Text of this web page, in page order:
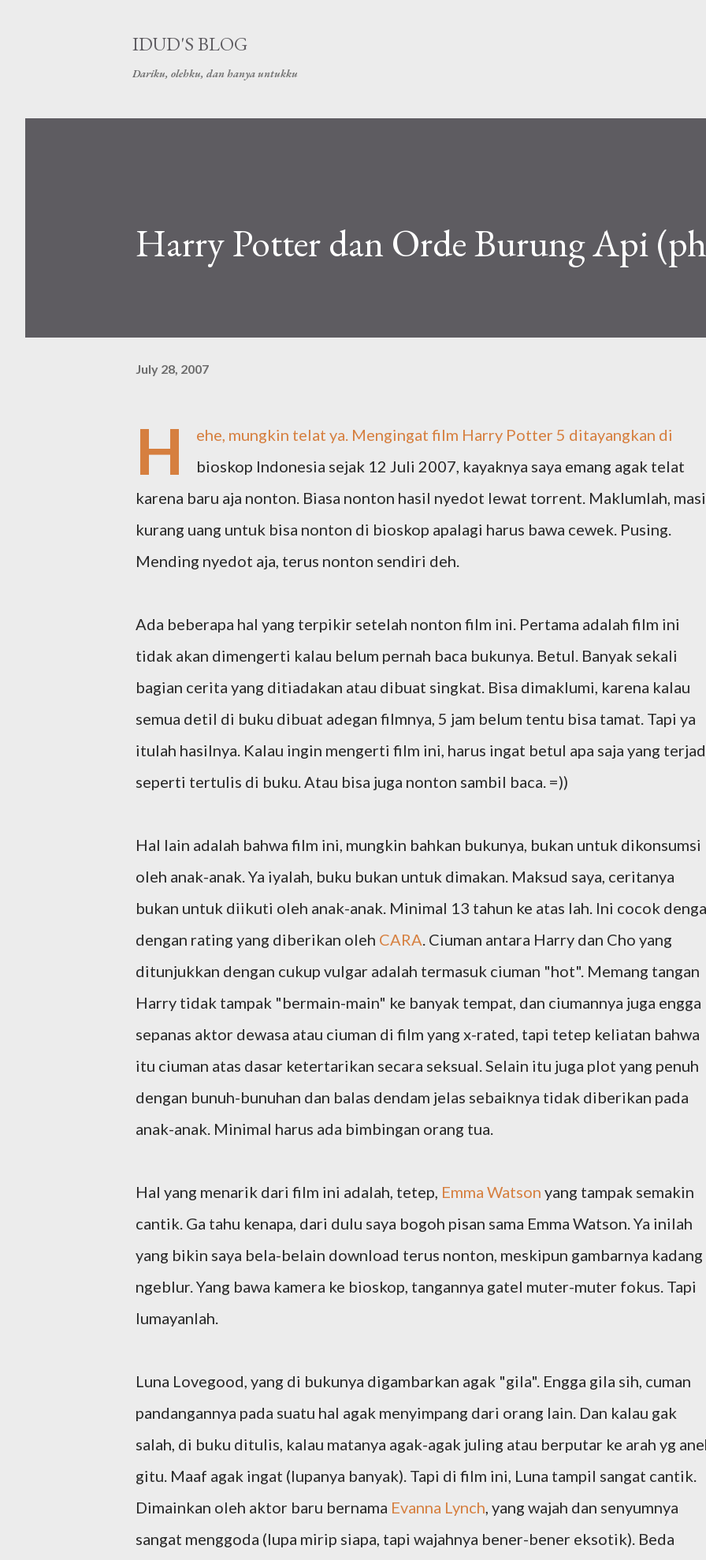
IDUD'S BLOG
Dariku, olehku, dan hanya untukku
Harry Potter dan Orde Burung Api
July 28, 2007
H ehe, mungkin telat ya. Mengingat film Harry Potter 5 ditayangkan di
bioskop Indonesia sejak 12 Juli 2007, kayaknya saya emang agak telat
karena baru aja nonton. Biasa nonton hasil nyedot lewat torrent. Maklumlah,
kurang uang untuk bisa nonton di bioskop apalagi harus bawa cewek. Pusing.
Mending nyedot aja, terus nonton sendiri deh.
Ada beberapa hal yang terpikir setelah nonton film ini. Pertama adalah film ini
tidak akan dimengerti kalau belum pernah baca bukunya. Betul. Banyak sekali
bagian cerita yang ditiadakan atau dibuat singkat. Bisa dimaklumi, karena kalau
semua detil di buku dibuat adegan filmnya, 5 jam belum tentu bisa tamat. Tapi ya
itulah hasilnya. Kalau ingin mengerti film ini, harus ingat betul apa saja yang
seperti tertulis di buku. Atau bisa juga nonton sambil baca. =))
Hal lain adalah bahwa film ini, mungkin bahkan bukunya, bukan untuk dikonsumsi
oleh anak-anak. Ya iyalah, buku bukan untuk dimakan. Maksud saya, ceritanya
bukan untuk diikuti oleh anak-anak. Minimal 13 tahun ke atas lah. Ini cocok
dengan rating yang diberikan oleh CARA. Ciuman antara Harry dan Cho yang
ditunjukkan dengan cukup vulgar adalah termasuk ciuman "hot". Memang tangan
Harry tidak tampak "bermain-main" ke banyak tempat, dan ciumannya juga engga
sepanas aktor dewasa atau ciuman di film yang x-rated, tapi tetep keliatan bahwa
itu ciuman atas dasar ketertarikan secara seksual. Selain itu juga plot yang penuh
dengan bunuh-bunuhan dan balas dendam jelas sebaiknya tidak diberikan pada
anak-anak. Minimal harus ada bimbingan orang tua.
Hal yang menarik dari film ini adalah, tetep, Emma Watson yang tampak semakin
cantik. Ga tahu kenapa, dari dulu saya bogoh pisan sama Emma Watson. Ya inilah
yang bikin saya bela-belain download terus nonton, meskipun gambarnya kadang
ngeblur. Yang bawa kamera ke bioskop, tangannya gatel muter-muter fokus. Tapi
lumayanlah.
Luna Lovegood, yang di bukunya digambarkan agak "gila". Engga gila sih, cuman
pandangannya pada suatu hal agak menyimpang dari orang lain. Dan kalau gak
salah, di buku ditulis, kalau matanya agak-agak juling atau berputar ke arah yg
gitu. Maaf agak ingat (lupanya banyak). Tapi di film ini, Luna tampil sangat cantik.
Dimainkan oleh aktor baru bernama Evanna Lynch, yang wajah dan senyumnya
sangat menggoda (lupa mirip siapa, tapi wajahnya bener-bener eksotik). Beda